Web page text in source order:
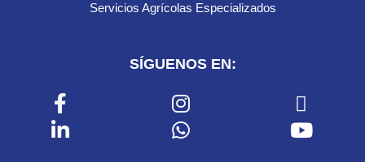
Servicios Agrícolas Especializados
SÍGUENOS EN: